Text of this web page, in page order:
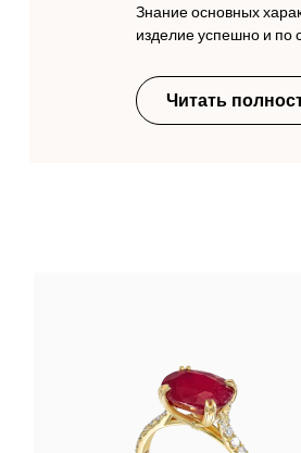
Знание основных
изделие успешно и по
Читать